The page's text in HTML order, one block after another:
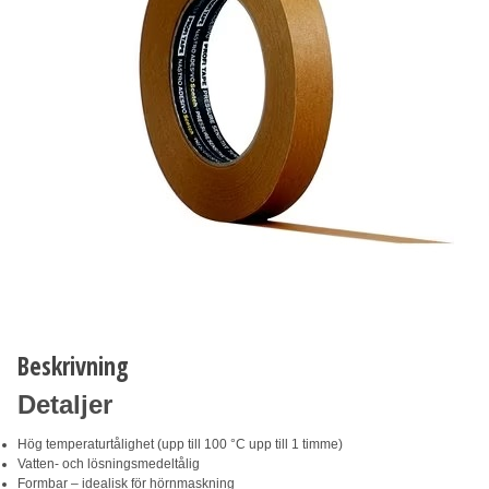
Beskrivning
Detaljer
Hög temperaturtålighet (upp till 100 °C upp till 1 timme)
Vatten- och lösningsmedeltålig
Formbar – idealisk för hörnmaskning